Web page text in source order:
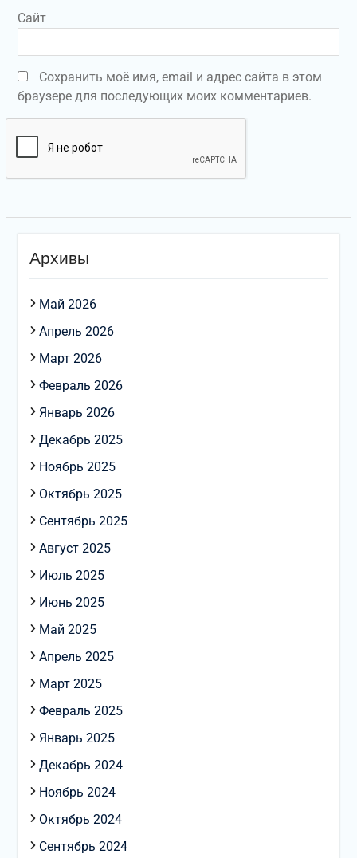
Сайт
Сохранить моё имя, email и адрес сайта в этом
браузере для последующих моих комментариев.
Архивы
Май 2026
Апрель 2026
Март 2026
Февраль 2026
Январь 2026
Декабрь 2025
Ноябрь 2025
Октябрь 2025
Сентябрь 2025
Август 2025
Июль 2025
Июнь 2025
Май 2025
Апрель 2025
Март 2025
Февраль 2025
Январь 2025
Декабрь 2024
Ноябрь 2024
Октябрь 2024
Сентябрь 2024